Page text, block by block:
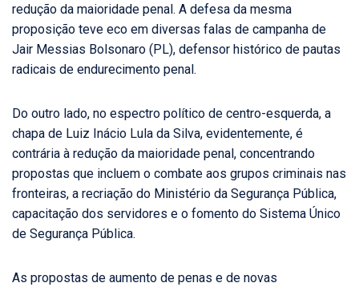
redução da maioridade penal. A defesa da mesma
proposição teve eco em diversas falas de campanha de
Jair Messias Bolsonaro (PL), defensor histórico de pautas
radicais de endurecimento penal.
Do outro lado, no espectro político de centro-esquerda, a
chapa de Luiz Inácio Lula da Silva, evidentemente, é
contrária à redução da maioridade penal, concentrando
propostas que incluem o combate aos grupos criminais nas
fronteiras, a recriação do Ministério da Segurança Pública,
capacitação dos servidores e o fomento do Sistema Único
de Segurança Pública.
As propostas de aumento de penas e de novas